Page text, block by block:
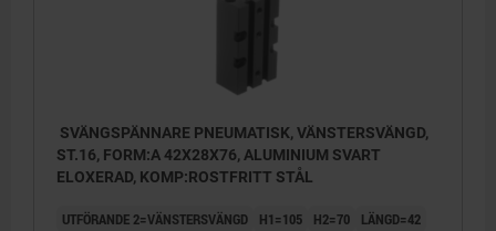
SVÄNGSPÄNNARE PNEUMATISK, VÄNSTERSVÄNGD,
ST.16, FORM:A 42X28X76, ALUMINIUM SVART
ELOXERAD, KOMP:ROSTFRITT STÅL
UTFÖRANDE 2=VÄNSTERSVÄNGD H1=105 H2=70
LÄNGD=42